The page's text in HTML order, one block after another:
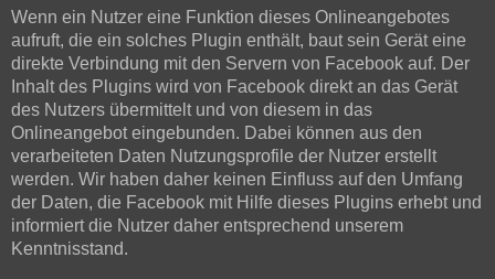
Wenn ein Nutzer eine Funktion dieses Onlineangebotes
aufruft, die ein solches Plugin enthält, baut sein Gerät eine
direkte Verbindung mit den Servern von Facebook auf. Der
Inhalt des Plugins wird von Facebook direkt an das Gerät
des Nutzers übermittelt und von diesem in das
Onlineangebot eingebunden. Dabei können aus den
verarbeiteten Daten Nutzungsprofile der Nutzer erstellt
werden. Wir haben daher keinen Einfluss auf den Umfang
der Daten, die Facebook mit Hilfe dieses Plugins erhebt und
informiert die Nutzer daher entsprechend unserem
Kenntnisstand.